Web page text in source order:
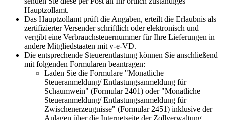
Hauptzollamt.
Das Hauptzollamt prüft die Angaben, erteilt die Erlaubnis als
zertifizierter Versender schriftlich oder elektronisch und
vergibt eine Verbrauchsteuernummer für Ihre Lieferungen in
andere Mitgliedstaaten mit v-e-VD.
Die entsprechende Steuerentlastung können Sie anschließend
mit folgenden Formularen beantragen:
Laden Sie die Formulare "Monatliche
Steueranmeldung/ Entlastungsanmeldung für
Schaumwein" (Formular 2401) oder "Monatliche
Steueranmeldung/ Entlastungsanmeldung für
Zwischenerzeugnisse" (Formular 2451) inklusive der